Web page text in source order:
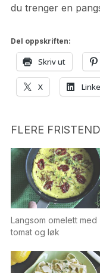
du trenger en
Del oppskriften:
Skriv ut
X
FLERE
Langsom omelett med
tomat og løk